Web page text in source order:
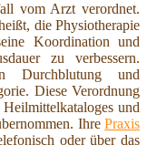
vom Arzt verordnet.
die Physiotherapie
Koordination und
zu verbessern.
Durchblutung und
Diese Verordnung
und
Ihre Praxis
oder über das